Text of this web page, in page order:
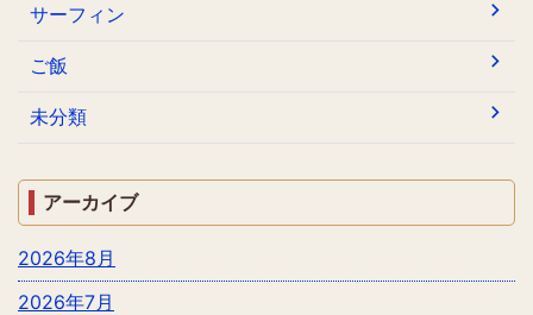
サーフィン
ご飯
未分類
アーカイブ
2026年8月
2026年7月